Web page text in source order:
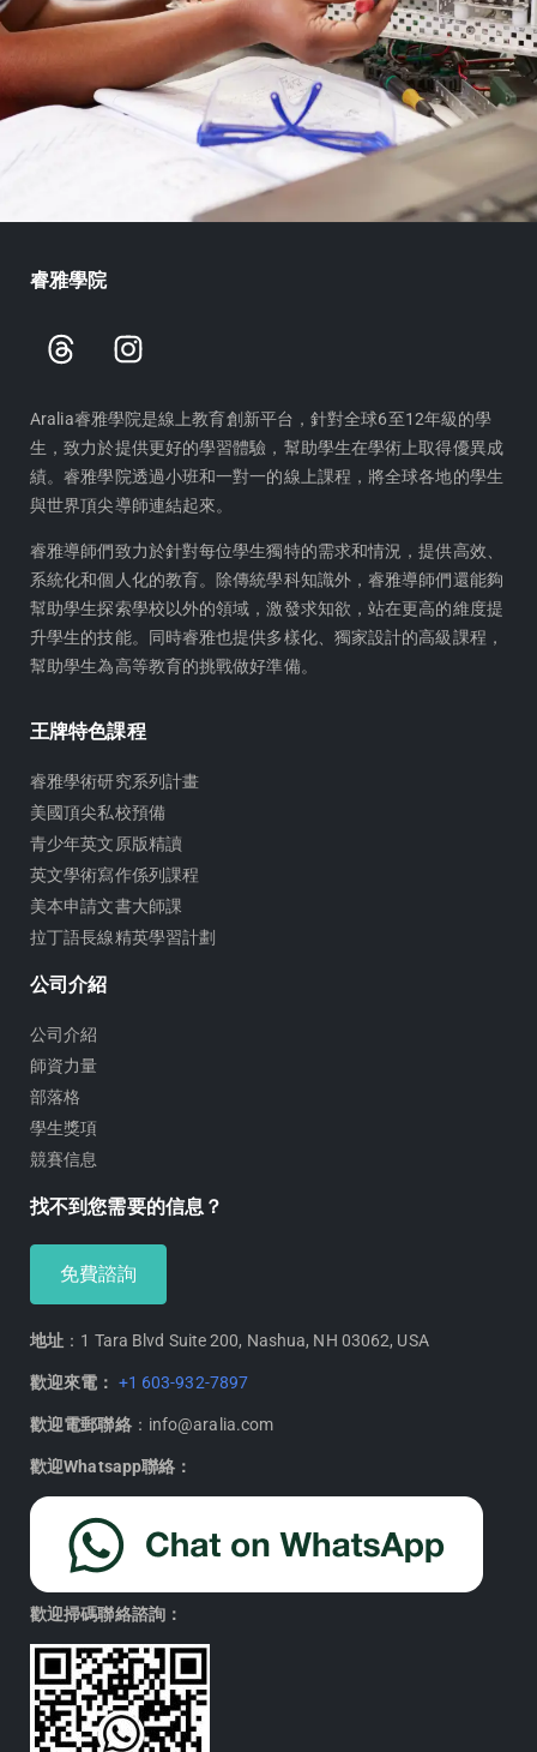
睿雅學院
T
h
e
a
d
s
I
n
t
a
g
r
a
m
Aralia睿雅學院是線上教育創新平台，針對全球6至12年級的學
生，致力於提供更好的學習體驗，幫助學生在學術上取得優異成
績。睿雅學院透過小班和一對一的線上課程，將全球各地的學生
與世界頂尖導師連結起來。
睿雅導師們致力於針對每位學生獨特的需求和情況，提供高效、
系統化和個人化的教育。除傳統學科知識外，睿雅導師們還能夠
幫助學生探索學校以外的領域，激發求知欲，站在更高的維度提
升學生的技能。同時睿雅也提供多樣化、獨家設計的高級課程，
幫助學生為高等教育的挑戰做好準備。
王牌特色課程
睿雅學術研究系列計畫
美國頂尖私校預備
青少年英文原版精讀
英文學術寫作係列課程
美本申請文書大師課
拉丁語長線精英學習計劃
公司介紹
公司介紹
師資力量
部落格
學生獎項
競賽信息
找不到您需要的信息？
免費諮詢
地址 ：1 Tara Blvd Suite 200, Nashua, NH 03062, USA
歡迎來電： +1 603-932-7897
歡迎電郵聯絡：info@aralia.com
歡迎Whatsapp聯絡：
歡迎掃碼聯絡諮詢：